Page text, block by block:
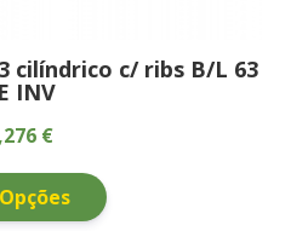
cilíndrico c/ ribs B/L 63
INV
€
Opções